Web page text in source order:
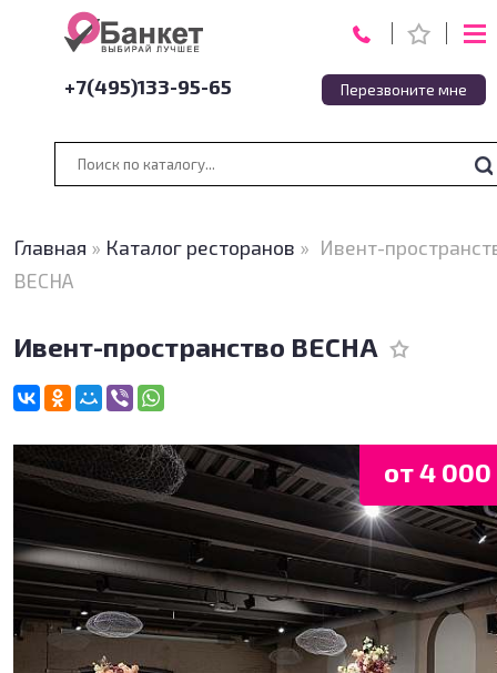
+7(495)133-95-65 Перезвоните мне
Главная » Каталог ресторанов » Ивент-
ВЕСНА
Ивент-пространство ВЕСНА
от 4 000